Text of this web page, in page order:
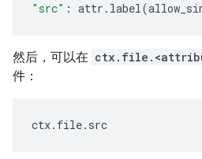
"src" : attr . label(
然后，可以在
件：
ctx. file. src